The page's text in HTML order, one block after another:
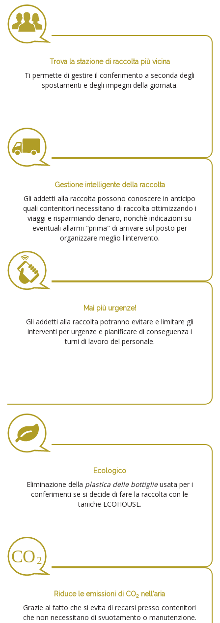
Trova la stazione di raccolta più vicina
Ti permette di gestire il conferimento a seconda degli
spostamenti e degli impegni della giornata.
Gestione intelligente della raccolta
Gli addetti alla raccolta possono conoscere in anticipo
quali contenitori necessitano di raccolta ottimizzando i
viaggi e risparmiando denaro, nonchè indicazioni su
eventuali allarmi "prima" di arrivare sul posto per
organizzare meglio l'intervento.
Mai più urgenze!
Gli addetti alla raccolta potranno evitare e limitare gli
interventi per urgenze e pianificare di conseguenza i
turni di lavoro del personale.
Ecologico
Eliminazione della plastica delle bottiglieusata per i
conferimenti se si decide di fare la raccolta con le
taniche ECOHOUSE.
Riduce le emissioni di CO2 nell'aria
Grazie al fatto che si evita di recarsi presso contenitori
che non necessitano di svuotamento o manutenzione.